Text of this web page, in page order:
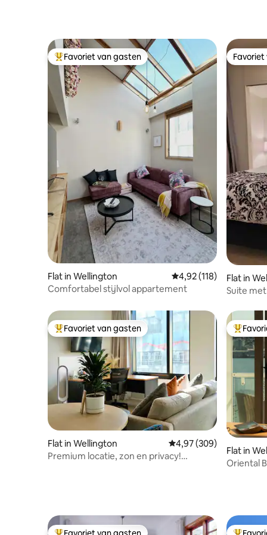
Topfavoriet van gasten
Favoriet van gasten
Flat in Wellington Gemiddelde
4,92 (118)
Comfortabel stijlvol appartement
Flat in
Suite
Topfavoriet van gasten
Favoriet van gasten
Flat in Wellington Gemiddelde
4,97 (309)
Premium locatie, zon en privacy!
Flat in
Oriental